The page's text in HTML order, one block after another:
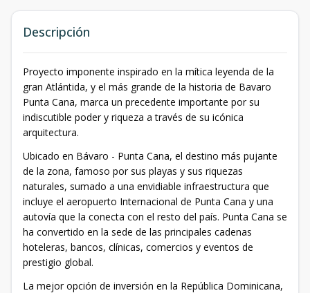
Descripción
Proyecto imponente inspirado en la mítica leyenda de la
gran Atlántida, y el más grande de la historia de Bavaro
Punta Cana, marca un precedente importante por su
indiscutible poder y riqueza a través de su icónica
arquitectura.
Ubicado en Bávaro - Punta Cana, el destino más pujante
de la zona, famoso por sus playas y sus riquezas
naturales, sumado a una envidiable infraestructura que
incluye el aeropuerto Internacional de Punta Cana y una
autovía que la conecta con el resto del país. Punta Cana se
ha convertido en la sede de las principales cadenas
hoteleras, bancos, clínicas, comercios y eventos de
prestigio global.
La mejor opción de inversión en la República Dominicana,